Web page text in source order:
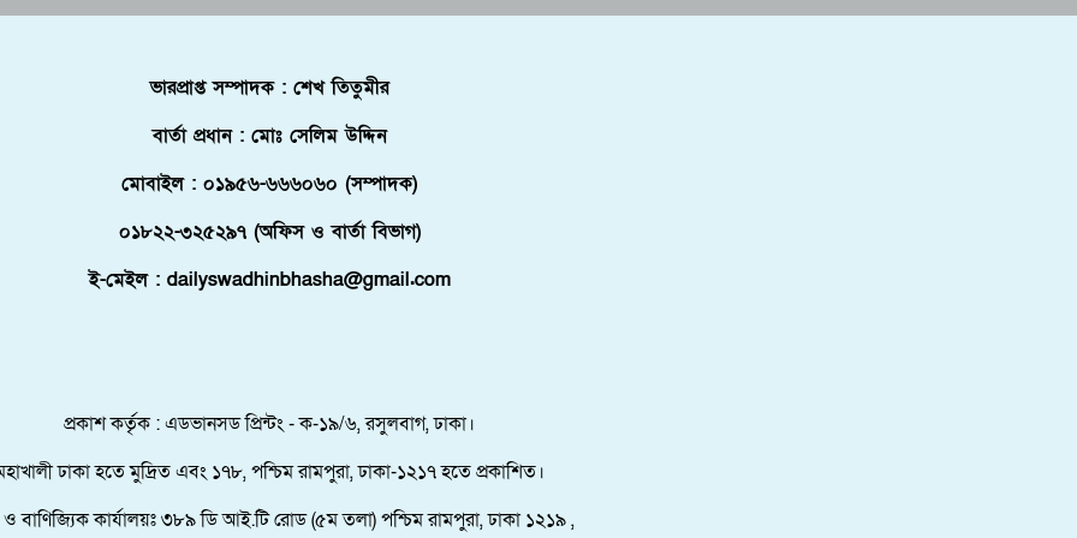
ভারপ্রাপ্ত সম্পাদক : শেখ তিতুমীর
বার্তা প্রধান : মোঃ সেলিম উদ্দিন
মোবাইল : ০১৯৫৬-৬৬৬০৬০ (সম্পাদক)
০১৮২২-৩২৫২৯৭ (অফিস ও বার্তা বিভাগ)
ই-মেইল : dailyswadhinbhasha@gmail.com
প্রকাশ কর্তৃক : এডভানসড প্রিন্টং - ক-১৯/৬, রসুলবাগ, ঢাকা।
ঢাকা হতে মুদ্রিত এবং ১৭৮, পশ্চিম রামপুরা, ঢাকা-১২১৭ হতে প্রকাশিত।
ও বাণিজ্যিক কার্যালয়ঃ ৩৮৯ ডি আই.টি রোড (৫ম তলা) পশ্চিম রামপুরা, ঢাকা ১২১৯ ,